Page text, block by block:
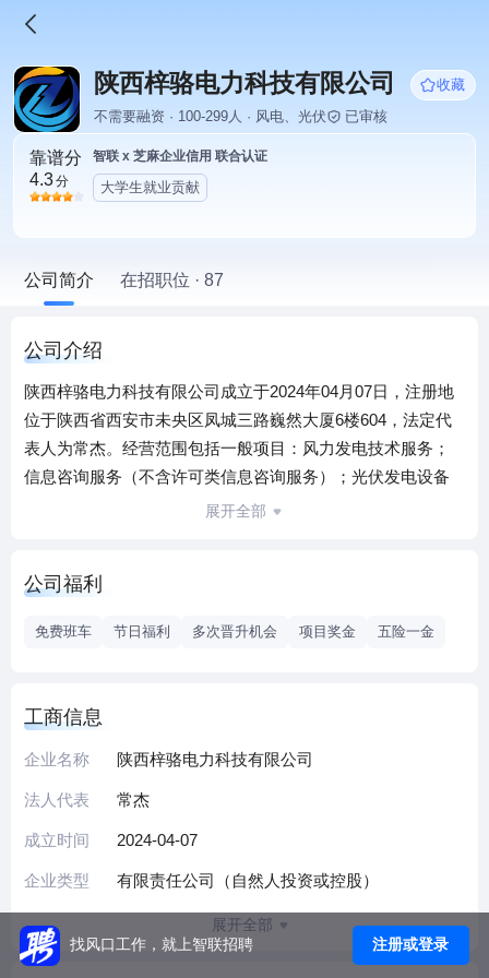
陕西梓骆电力科技有限公司
收藏
不需要融资 · 100-299人 · 风电、光伏
已审核
靠谱分
4.3分
智联 x 芝麻企业信用 联合认证
大学生就业贡献
公司简介 在招职位 · 87
公司介绍
陕西梓骆电力科技有限公司成立于2024年04月07日，注册地
位于陕西省西安市未央区凤城三路巍然大厦6楼604，法定代
表人为常杰。经营范围包括一般项目：风力发电技术服务；
信息咨询服务（不含许可类信息咨询服务）；光伏发电设备
租赁；太阳能发电技术服务；电力设施器材销售；先进电力
咨询、技术交流、技术转让、技术推广；工程技术服务（规
（不含职业中介活动、劳务派遣服务）；对外承包工程。
（除依法须经批准的项目外，凭营业执照依法自主开展经营
活动）许可项目：发电业务、输电业务、供（配）电业务；
输电、供电、受电电力设施的安装、维修和试验；
展开全部
公司福利
免费班车 节日福利 多次晋升机会 项目奖金 五险一金
工商信息
企业名称 陕西梓骆电力科技有限公司
法人代表 常杰
成立时间 2024-04-07
企业类型 有限责任公司（自然人投资或控股）
展开全部
找风口工作，就上智联招聘
注册或登录